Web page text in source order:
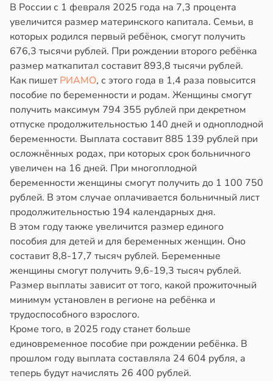
в19:27
В России с 1 февраля 2025 года на 7,3 процента
увеличится размер материнского капитала. Семьи, в
которых родился первый ребёнок, смогут получить
676,3 тысячи рублей. При рождении второго ребёнка
размер маткапитал составит 893,8 тысячи рублей.
Как пишет РИАМО, с этого года в 1,4 раза повысится
пособие по беременности и родам. Женщины смогут
получить максимум 794 355 рублей при декретном
отпуске продолжительностью 140 дней и одноплодной
беременности. Выплата составит 885 139 рублей при
осложнённых родах, при которых срок больничного
увеличен на 16 дней. При многоплодной
беременности женщины смогут получить до 1 100 750
рублей. В этом случае оплачивается больничный лист
продолжительностью 194 календарных дня.
В этом году также увеличится размер единого
пособия для детей и для беременных женщин. Оно
составит 8,8-17,7 тысяч рублей. Беременные
женщины смогут получить 9,6-19,3 тысяч рублей.
Размер выплаты зависит от того, какой прожиточный
минимум установлен в регионе на ребёнка и
трудоспособного взрослого.
Кроме того, в 2025 году станет больше
единовременное пособие при рождении ребёнка. В
прошлом году выплата составляла 24 604 рубля, а
теперь будут начислять 26 400 рублей.
20:38
20:34